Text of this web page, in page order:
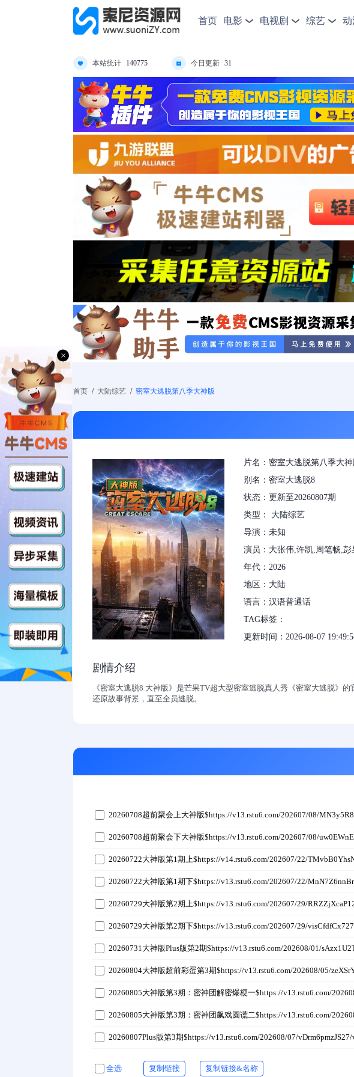
首页 电影 电视剧 综艺 动
本站统计 140775 今日更新 31
首页 / 大陆综艺 / 密室大逃脱第八季大神版
片名：密室大逃脱第八季大神
别名：密室大逃脱8
状态：更新至20260807期
类型： 大陆综艺
导演：未知
演员：大张伟,许凯,周笔畅,
年代：2026
地区：大陆
语言：汉语普通话
TAG标签：
更新时间：2026-08-07
剧情介绍
《密室大逃脱8 大神版》是芒果TV超大型密室逃脱真人秀《密室大逃脱》
还原故事背景，直至全员逃脱。
20260708超前聚会上大神版$https://v13.rstu6.com/202607/08/
20260708超前聚会下大神版$https://v13.rstu6.com/202607/08/
20260722大神版第1期上$https://v14.rstu6.com/202607/22/
20260722大神版第1期下$https://v13.rstu6.com/202607/22/
20260729大神版第2期上$https://v13.rstu6.com/202607/29/
20260729大神版第2期下$https://v13.rstu6.com/202607/29/
20260731大神版Plus版第2期$https://v13.rstu6.com/202608/01/
20260804大神版超前彩蛋第3期$https://v13.rstu6.com/202608/05/
20260805大神版第3期：密神团解密爆梗一$https://v13.rstu6.com/
20260805大神版第3期：密神团飙戏圆谎二$https://v13.rstu6.com/
20260807Plus版第3期$https://v13.rstu6.com/202608/07/
全选 复制链接 复制链接&名称
×